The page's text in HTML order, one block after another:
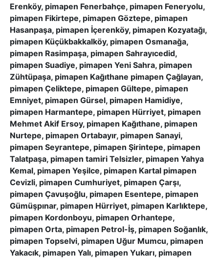
Erenköy, pimapen Fenerbahçe, pimapen Feneryolu,
pimapen Fikirtepe, pimapen Göztepe, pimapen
Hasanpaşa, pimapen İçerenköy, pimapen Kozyatağı,
pimapen Küçükbakkalköy, pimapen Osmanağa,
pimapen Rasimpaşa, pimapen Sahrayıcedid,
pimapen Suadiye, pimapen Yeni Sahra, pimapen
Zühtüpaşa, pimapen Kağıthane pimapen Çağlayan,
pimapen Çeliktepe, pimapen Gültepe, pimapen
Emniyet, pimapen Gürsel, pimapen Hamidiye,
pimapen Harmantepe, pimapen Hürriyet, pimapen
Mehmet Akif Ersoy, pimapen Kağıthane, pimapen
Nurtepe, pimapen Ortabayır, pimapen Sanayi,
pimapen Seyrantepe, pimapen Şirintepe, pimapen
Talatpaşa, pimapen tamiri Telsizler, pimapen Yahya
Kemal, pimapen Yeşilce, pimapen Kartal pimapen
Cevizli, pimapen Cumhuriyet, pimapen Çarşı,
pimapen Çavuşoğlu, pimapen Esentepe, pimapen
Gümüşpınar, pimapen Hürriyet, pimapen Karlıktepe,
pimapen Kordonboyu, pimapen Orhantepe,
pimapen Orta, pimapen Petrol-İş, pimapen Soğanlık,
pimapen Topselvi, pimapen Uğur Mumcu, pimapen
Yakacık, pimapen Yalı, pimapen Yukarı, pimapen